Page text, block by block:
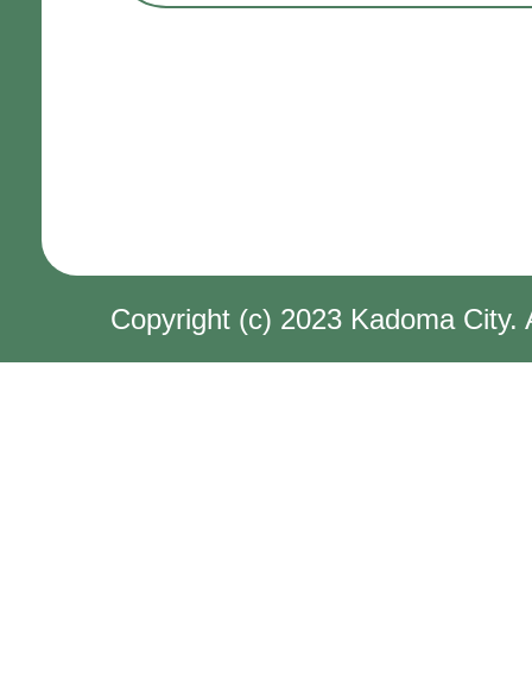
Copyright (c) 2023 Kadoma City.